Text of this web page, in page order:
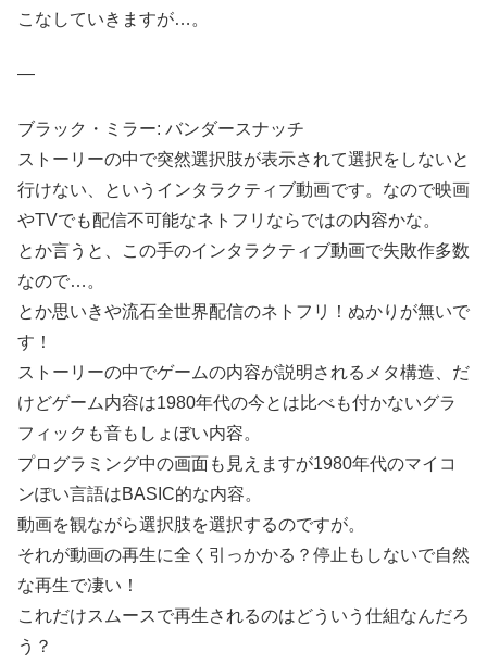
こなしていきますが…。
—
ブラック・ミラー: バンダースナッチ
ストーリーの中で突然選択肢が表示されて選択をしないと
行けない、というインタラクティブ動画です。なので映画
やTVでも配信不可能なネトフリならではの内容かな。
とか言うと、この手のインタラクティブ動画で失敗作多数
なので…。
とか思いきや流石全世界配信のネトフリ！ぬかりが無いで
す！
ストーリーの中でゲームの内容が説明されるメタ構造、だ
けどゲーム内容は1980年代の今とは比べも付かないグラ
フィックも音もしょぼい内容。
プログラミング中の画面も見えますが1980年代のマイコ
ンぽい言語はBASIC的な内容。
動画を観ながら選択肢を選択するのですが。
それが動画の再生に全く引っかかる？停止もしないで自然
な再生で凄い！
これだけスムースで再生されるのはどういう仕組なんだろ
う？